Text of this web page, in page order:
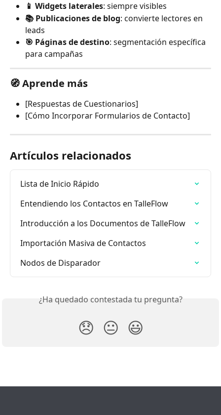
📱 Widgets laterales: siempre visibles
📚 Publicaciones de blog: convierte lectores en
leads
🎯 Páginas de destino: segmentación específica
para campañas
🧭 Aprende más
[Respuestas de Cuestionarios]
[Cómo Incorporar Formularios de Contacto]
Artículos relacionados
Lista de Inicio Rápido
Entendiendo los Contactos en TalleFlow
Introducción a los Documentos de TalleFlow
Importación Masiva de Contactos
Nodos de Disparador
¿Ha quedado contestada tu pregunta?
😞 😐 😃